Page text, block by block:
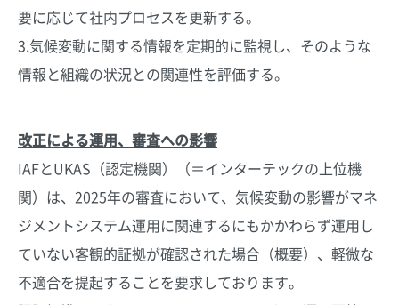
要に応じて社内プロセスを更新する。
3.気候変動に関する情報を定期的に監視し、そのような
情報と組織の状況との関連性を評価する。
改正による運用、審査への影響
IAFとUKAS（認定機関）（＝インターテックの上位機
関）は、2025年の審査において、気候変動の影響がマネ
ジメントシステム運用に関連するにもかかわらず運用し
ていない客観的証拠が確認された場合（概要）、軽微な
不適合を提起することを要求しております。